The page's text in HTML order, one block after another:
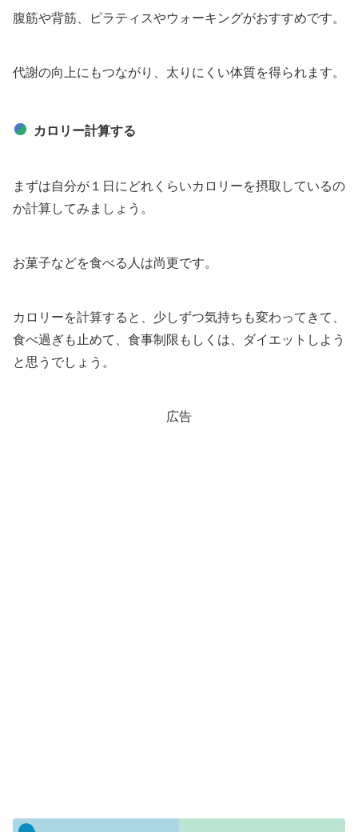
腹筋や背筋、ピラティスやウォーキングがおすすめです。
代謝の向上にもつながり、太りにくい体質を得られます。
カロリー計算する
まずは自分が１日にどれくらいカロリーを摂取しているの
か計算してみましょう。
お菓子などを食べる人は尚更です。
カロリーを計算すると、少しずつ気持ちも変わってきて、
食べ過ぎも止めて、食事制限もしくは、ダイエットしよう
と思うでしょう。
広告